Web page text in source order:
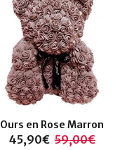
Ours en Rose Marron
45,90€ 59,00€